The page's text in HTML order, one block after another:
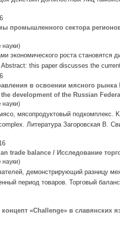
промышленного сектора
науки)
экономического роста становятся
this paper discusses the
в освоении мясного
development of the Russian
науки)
мясопродуктовый подкомплекс.
Литература Загоровская В.
trade balance / Исследование
науки)
демонстрирующий разницу
период товаров. Торговый
«Сhallenge» в славянских